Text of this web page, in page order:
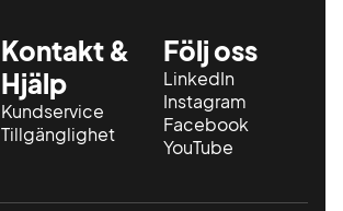
Kontakt &
Hjälp
Kundservice
Tillgänglighet
Följ oss
LinkedIn
Instagram
Facebook
YouTube